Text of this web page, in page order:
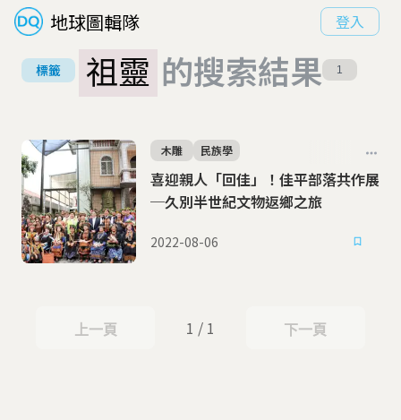
地球圖輯隊 登入
標籤 祖靈 的搜索結果 1
喜迎親人「回佳」！佳平部落共作展
─久別半世紀文物返鄉之旅
木雕 民族學
2022-08-06
上一頁
上一頁 1 / 1 下一頁
下一頁